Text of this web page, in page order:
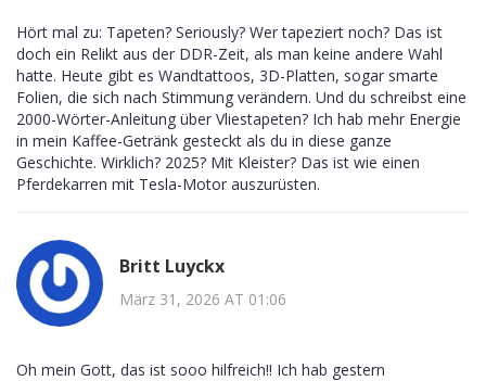
Hört mal zu: Tapeten? Seriously? Wer tapeziert noch? Das ist
doch ein Relikt aus der DDR-Zeit, als man keine andere Wahl
hatte. Heute gibt es Wandtattoos, 3D-Platten, sogar smarte
Folien, die sich nach Stimmung verändern. Und du schreibst eine
2000-Wörter-Anleitung über Vliestapeten? Ich hab mehr Energie
in mein Kaffee-Getränk gesteckt als du in diese ganze
Geschichte. Wirklich? 2025? Mit Kleister? Das ist wie einen
Pferdekarren mit Tesla-Motor auszurüsten.
Britt Luyckx
März 31, 2026 AT 01:06
Oh mein Gott, das ist sooo hilfreich!! Ich hab gestern